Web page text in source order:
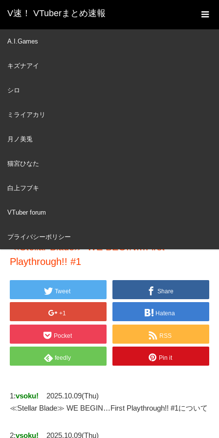
V速！ VTuberまとめ速報
A.I.Games
キズナアイ
シロ
ミライアカリ
月ノ美兎
猫宮ひなた
白上フブキ
VTuber forum
プライバシーポリシー
ホーム
新着動画一覧
09
≪Stellar Blade≫ WE BEGIN…First
Playthrough!! #1
Tweet Share
+1 Hatena
Pocket RSS
feedly Pin it
1:vsoku!
2025.10.09(Thu)
≪Stellar Blade≫ WE BEGIN…First Playthrough!! #1について
2:vsoku! 2025.10.09(Thu)